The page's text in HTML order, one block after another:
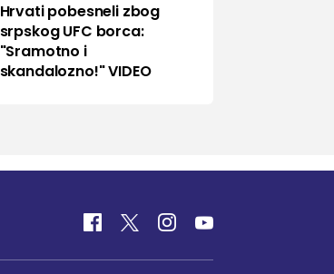
Hrvati pobesneli zbog
srpskog UFC borca:
"Sramotno i
skandalozno!" VIDEO